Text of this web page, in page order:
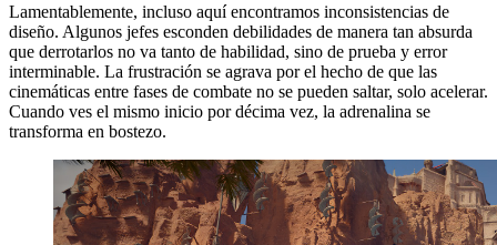
Lamentablemente, incluso aquí encontramos inconsistencias de
diseño. Algunos jefes esconden debilidades de manera tan absurda
que derrotarlos no va tanto de habilidad, sino de prueba y error
interminable. La frustración se agrava por el hecho de que las
cinemáticas entre fases de combate no se pueden saltar, solo acelerar.
Cuando ves el mismo inicio por décima vez, la adrenalina se
transforma en bostezo.